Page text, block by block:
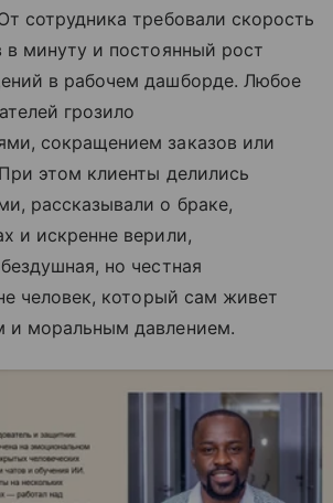
сотрудника требовали скорость
минуту и постоянный рост
в рабочем дашборде. Любое
грозило
сокращением заказов или
этом клиенты делились
рассказывали о браке,
и искренне верили,
но честная
человек, который сам живет
и моральным давлением.